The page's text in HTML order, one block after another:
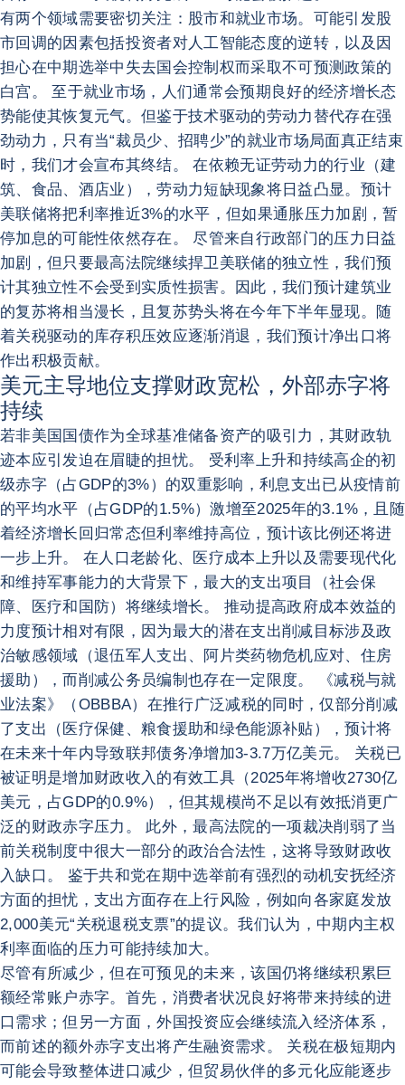
有两个领域需要密切关注：股市和就业市场。可能引发股
市回调的因素包括投资者对人工智能态度的逆转，以及因
担心在中期选举中失去国会控制权而采取不可预测政策的
白宫。 至于就业市场，人们通常会预期良好的经济增长态
势能使其恢复元气。但鉴于技术驱动的劳动力替代存在强
劲动力，只有当“裁员少、招聘少”的就业市场局面真正结束
时，我们才会宣布其终结。 在依赖无证劳动力的行业（建
筑、食品、酒店业），劳动力短缺现象将日益凸显。预计
美联储将把利率推近3%的水平，但如果通胀压力加剧，暂
停加息的可能性依然存在。 尽管来自行政部门的压力日益
加剧，但只要最高法院继续捍卫美联储的独立性，我们预
计其独立性不会受到实质性损害。因此，我们预计建筑业
的复苏将相当漫长，且复苏势头将在今年下半年显现。随
着关税驱动的库存积压效应逐渐消退，我们预计净出口将
作出积极贡献。
美元主导地位支撑财政宽松，外部赤字将
持续
若非美国国债作为全球基准储备资产的吸引力，其财政轨
迹本应引发迫在眉睫的担忧。 受利率上升和持续高企的初
级赤字（占GDP的3%）的双重影响，利息支出已从疫情前
的平均水平（占GDP的1.5%）激增至2025年的3.1%，且随
着经济增长回归常态但利率维持高位，预计该比例还将进
一步上升。 在人口老龄化、医疗成本上升以及需要现代化
和维持军事能力的大背景下，最大的支出项目（社会保
障、医疗和国防）将继续增长。 推动提高政府成本效益的
力度预计相对有限，因为最大的潜在支出削减目标涉及政
治敏感领域（退伍军人支出、阿片类药物危机应对、住房
援助），而削减公务员编制也存在一定限度。 《减税与就
业法案》（OBBBA）在推行广泛减税的同时，仅部分削减
了支出（医疗保健、粮食援助和绿色能源补贴），预计将
在未来十年内导致联邦债务净增加3-3.7万亿美元。 关税已
被证明是增加财政收入的有效工具（2025年将增收2730亿
美元，占GDP的0.9%），但其规模尚不足以有效抵消更广
泛的财政赤字压力。 此外，最高法院的一项裁决削弱了当
前关税制度中很大一部分的政治合法性，这将导致财政收
入缺口。 鉴于共和党在期中选举前有强烈的动机安抚经济
方面的担忧，支出方面存在上行风险，例如向各家庭发放
2,000美元“关税退税支票”的提议。我们认为，中期内主权
利率面临的压力可能持续加大。
尽管有所减少，但在可预见的未来，该国仍将继续积累巨
额经常账户赤字。首先，消费者状况良好将带来持续的进
口需求；但另一方面，外国投资应会继续流入经济体系，
而前述的额外赤字支出将产生融资需求。 关税在极短期内
可能会导致整体进口减少，但贸易伙伴的多元化应能逐步